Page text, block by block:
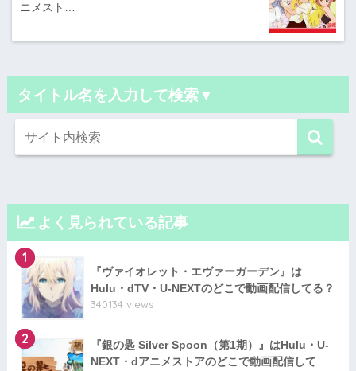
ニメスト…
タイトル名を入力して検索▼
よく見られている記事
1
『ヴァイオレット・エヴァーガーデン』は
Hulu・dTV・U-NEXTのどこで動画配信してる？
340134 views
2
『銀の匙 Silver Spoon（第1期）』はHulu・U-
NEXT・dアニメストアのどこで動画配信して